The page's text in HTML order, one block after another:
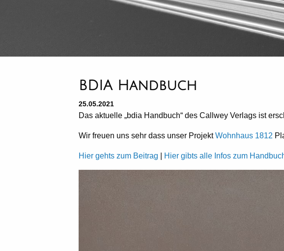
BDIA Handbuch
25.05.2021
Das aktuelle „bdia Handbuch“ des Callwey Verlags ist
Wir freuen uns sehr dass unser ProjektWohnhaus 1812
Hier gehts zum Beitrag Hier gibts alle Infos zum